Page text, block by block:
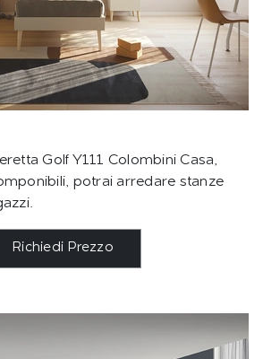
Golf Y111 Colombini Casa,
potrai arredare stanze
Richiedi Prezzo